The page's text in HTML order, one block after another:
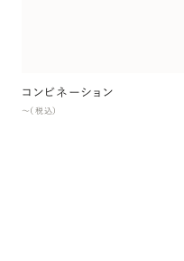
コンビネーション
〜（税込）